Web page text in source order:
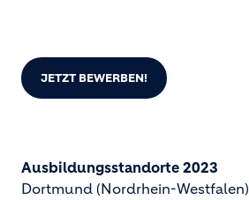
JETZT BEWERBEN!
Ausbildungsstandorte 2023
Dortmund (Nordrhein-Westfalen)